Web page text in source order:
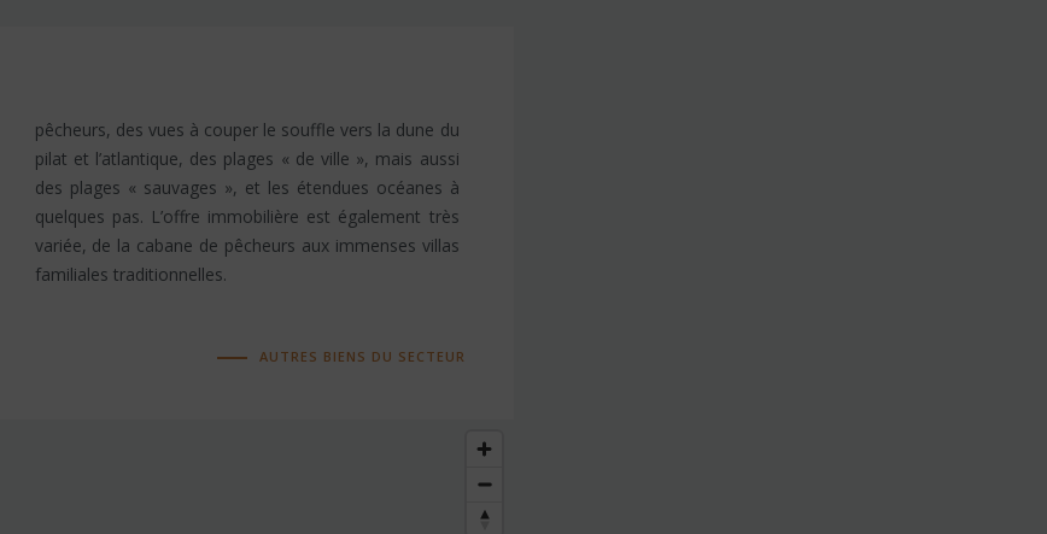
pêcheurs, des vues à couper le souffle vers la dune du
familiales traditionnelles.
AUTRES BIENS DU SECTEUR